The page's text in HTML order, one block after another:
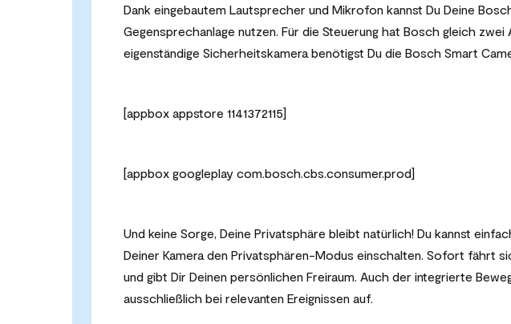
Dank eingebautem Lautsprecher und Mikrofon kannst Du Deine
Gegensprechanlage nutzen. Für die Steuerung hat Bosch gleich zwei
eigenständige Sicherheitskamera benötigst Du die Bosch Smart
[appbox appstore 1141372115]
[appbox googleplay com.bosch.cbs.consumer.prod]
Und keine Sorge, Deine Privatsphäre bleibt natürlich! Du kannst
Deiner Kamera den Privatsphären-Modus einschalten. Sofort fährt
und gibt Dir Deinen persönlichen Freiraum. Auch der integrierte
ausschließlich bei relevanten Ereignissen auf.